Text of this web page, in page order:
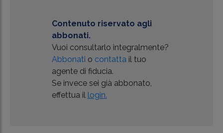
Contenuto riservato agli
abbonati.
Vuoi consultarlo integralmente?
Abbonati o contattail tuo
agente di fiducia.
Se invece sei già abbonato,
effettua il login.